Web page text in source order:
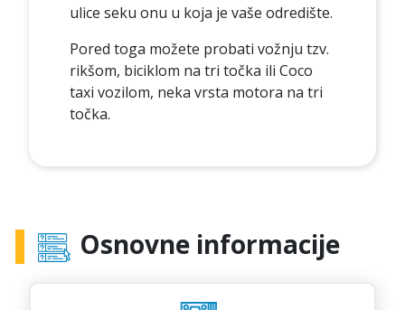
ulice seku onu u koja je vaše odredište.
Pored toga možete probati vožnju tzv.
rikšom, biciklom na tri točka ili Coco
taxi vozilom, neka vrsta motora na tri
točka.
Osnovne informacije